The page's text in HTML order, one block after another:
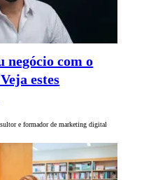
negócio com o
estes
e formador de marketing digital